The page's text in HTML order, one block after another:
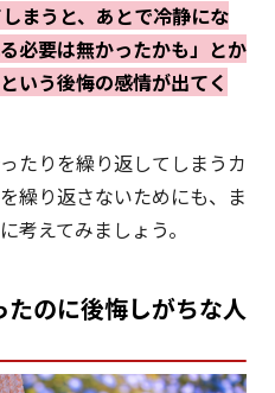
まうと、あとで冷静にな
必要は無かったかも」とか
いう後悔の感情が出てく
たりを繰り返してしまうカ
繰り返さないためにも、ま
考えてみましょう。
のに後悔しがちな人